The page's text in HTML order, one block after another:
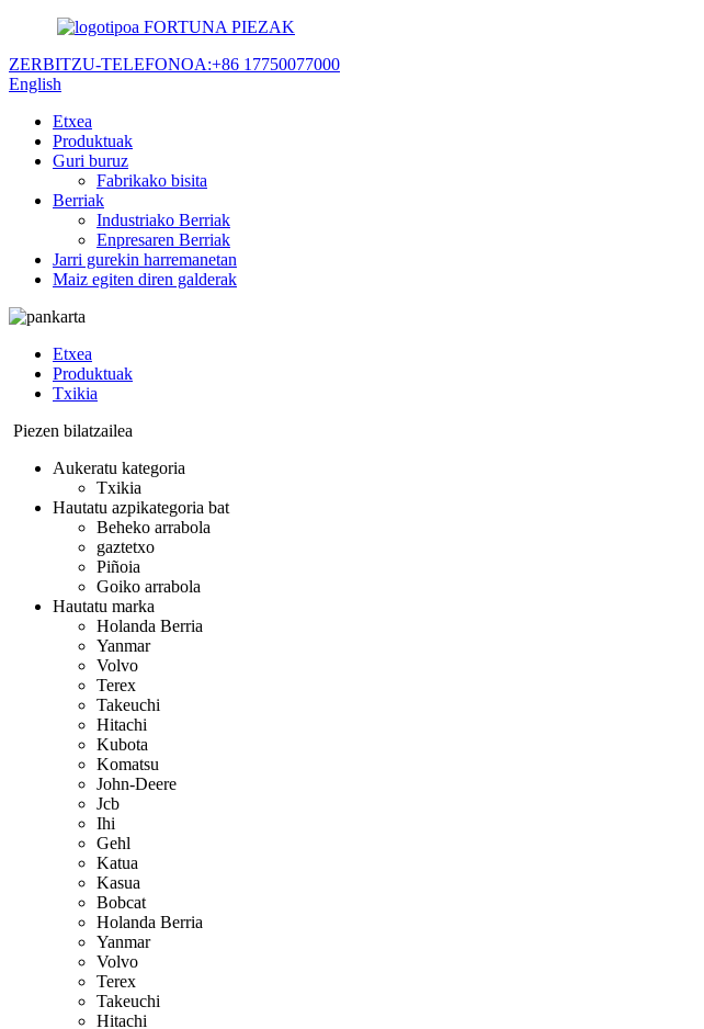
FORTUNA PIEZAK
ZERBITZU-TELEFONOA:+86 17750077000
English
Etxea
Produktuak
Guri buruz
Fabrikako bisita
Berriak
Industriako Berriak
Enpresaren Berriak
Jarri gurekin harremanetan
Maiz egiten diren galderak
Etxea
Produktuak
Txikia
Piezen bilatzailea
Aukeratu kategoria
Txikia
Hautatu azpikategoria bat
Beheko arrabola
gaztetxo
Piñoia
Goiko arrabola
Hautatu marka
Holanda Berria
Yanmar
Volvo
Terex
Takeuchi
Hitachi
Kubota
Komatsu
John-Deere
Jcb
Ihi
Gehl
Katua
Kasua
Bobcat
Holanda Berria
Yanmar
Volvo
Terex
Takeuchi
Hitachi